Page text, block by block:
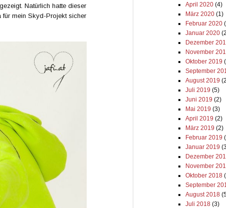
Natürlich hatte dieser
mein Skyd-Projekt sicher
April 2020(4)
März 2020(1)
Februar 2020
Januar 2020
Dezember
November
Oktober 2019
September
August 2019
Juli 2019 (5)
Juni 2019 (2)
Mai 2019 (3)
April 2019 (2)
März 2019 (2)
Februar 2019
Januar 2019
Dezember
November
Oktober 2018
September
August 2018
Juli 2018(3)